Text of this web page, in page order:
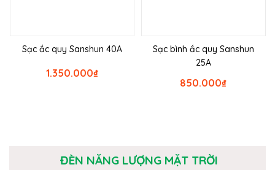
Sạc ắc quy Sanshun 40A
₫
1.350.000
Sạc bình ắc quy Sanshun
25A
₫
850.000
ĐÈN NĂNG LƯỢNG MẶT TRỜI